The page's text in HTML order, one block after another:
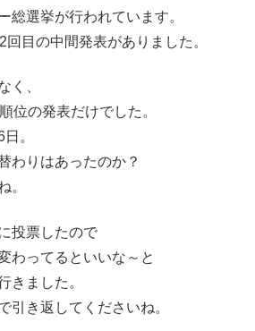
総選挙が行われています。
目の中間発表がありました。
く、
位の発表だけでした。
。
わりはあったのか？
。
投票したので
わってるといいな～と
きました。
引き返してくださいね。